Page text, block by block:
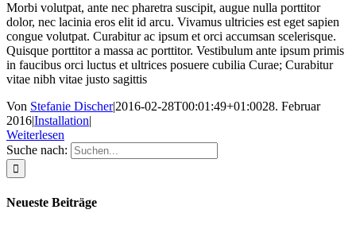
Morbi volutpat, ante nec pharetra suscipit, augue nulla porttitor
dolor, nec lacinia eros elit id arcu. Vivamus ultricies est eget sapien
congue volutpat. Curabitur ac ipsum et orci accumsan scelerisque.
Quisque porttitor a massa ac porttitor. Vestibulum ante ipsum primis
in faucibus orci luctus et ultrices posuere cubilia Curae; Curabitur
vitae nibh vitae justo sagittis
Von Stefanie Discher|2016-02-28T00:01:49+01:0028. Februar
2016|Installation|
Weiterlesen
Suche nach:
Neueste Beiträge